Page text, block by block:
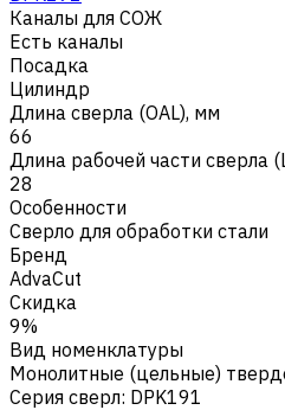
Каналы для СОЖ
Есть каналы
Посадка
Цилиндр
Длина сверла (OAL), мм
66
Длина рабочей части сверла
28
Особенности
Сверло для обработки стали
Бренд
AdvaCut
Скидка
9%
Вид номенклатуры
Монолитные (цельные)
Серия сверл: DPK191